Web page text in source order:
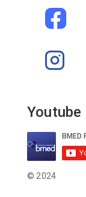
Youtube
© 2024